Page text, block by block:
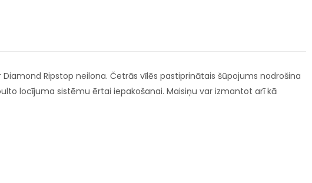
Ripstop neilona. Četrās vīlēs pastiprinātais šūpojums nodrošina
locījuma sistēmu ērtai iepakošanai. Maisiņu var izmantot arī kā